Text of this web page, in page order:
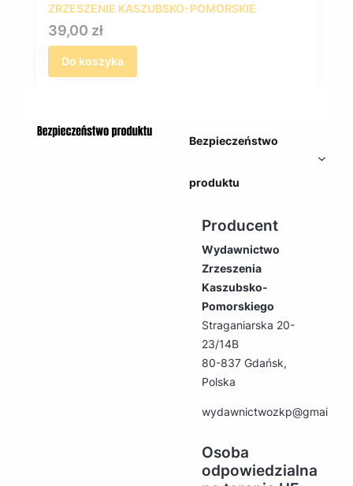
ZRZESZENIE KASZUBSKO-POMORSKIE
Cena
39,00 zł
Do koszyka
Bezpieczeństwo
produktu
Producent
Wydawnictwo
Zrzeszenia
Kaszubsko-
Pomorskiego
Straganiarska 20-
23/14B
80-837 Gdańsk,
Polska
Osoba
odpowiedzialna